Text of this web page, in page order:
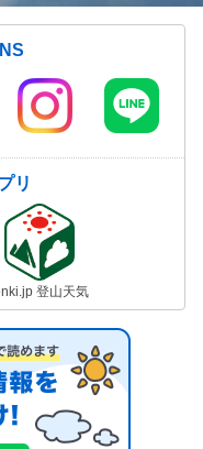
リ
登山天気